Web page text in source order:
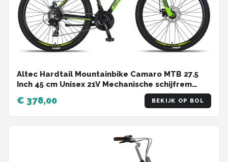
Altec Hardtail Mountainbike Camaro MTB 27.5
Inch 45 cm Unisex 21V Mechanische schijfrem
€ 378,00 BEKIJK OP BOL